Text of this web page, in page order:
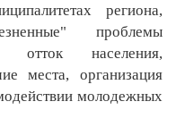
региона,
проблемы
населения,
места, организация
молодежных